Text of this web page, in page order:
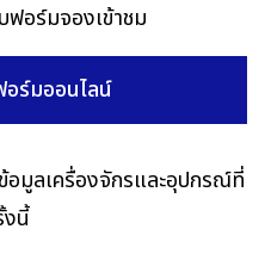
ฟอร์มจองเข้าชม
ร์มออนไลน์
มูลเครื่องจักรและอุปกรณ์ที่
งนี้